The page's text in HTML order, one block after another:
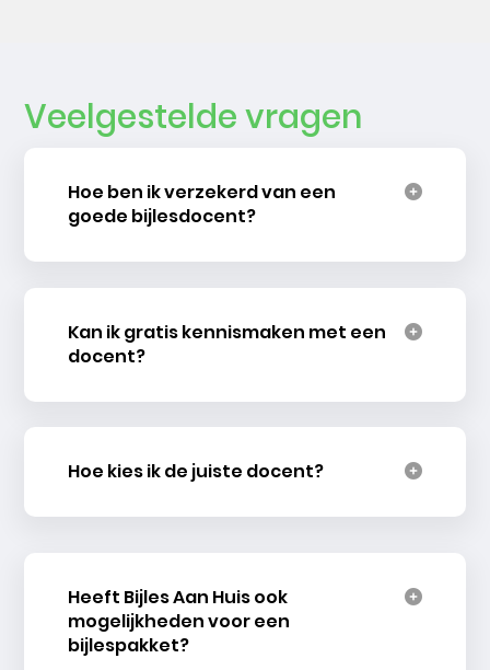
Veelgestelde vragen
Hoe ben ik verzekerd van een
goede bijlesdocent?
Kan ik gratis kennismaken met een
docent?
Hoe kies ik de juiste docent?
Heeft Bijles Aan Huis ook
mogelijkheden voor een
bijlespakket?